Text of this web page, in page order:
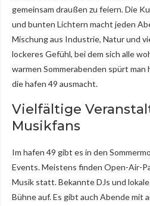
gemeinsam draußen zu feiern. Die
und bunten Lichtern macht jeden
Mischung aus Industrie, Natur und
lockeres Gefühl, bei dem sich alle
warmen Sommerabenden spürt man
die hafen 49 ausmacht.
Vielfältige
Musikfans
Im hafen 49 gibt es in den
Events. Meistens finden Open-Air-
Musik statt. Bekannte DJs und
Bühne auf. Es gibt auch Abende mit